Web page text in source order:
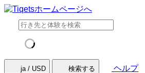
ja / USD 検索する
ヘルプ